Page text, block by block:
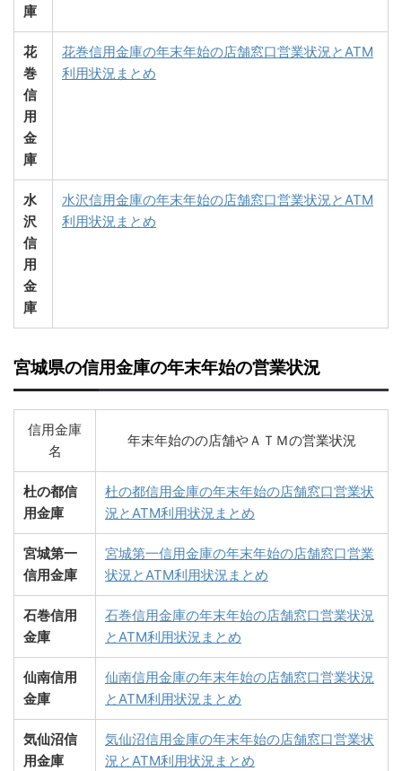
庫
花
巻
信
用
金
庫
花巻信用金庫の年末年始の店舗窓口営業状況とATM
利用状況まとめ
水
沢
信
用
金
庫
水沢信用金庫の年末年始の店舗窓口営業状況とATM
利用状況まとめ
宮城県の信用金庫の年末年始の営業状況
信用金庫
名
年末年始のの店舗やＡＴＭの営業状況
杜の都信
用金庫
杜の都信用金庫の年末年始の店舗窓口営業状
況とATM利用状況まとめ
宮城第一
信用金庫
宮城第一信用金庫の年末年始の店舗窓口営業
状況とATM利用状況まとめ
石巻信用
金庫
石巻信用金庫の年末年始の店舗窓口営業状況
とATM利用状況まとめ
仙南信用
金庫
仙南信用金庫の年末年始の店舗窓口営業状況
とATM利用状況まとめ
気仙沼信
用金庫
気仙沼信用金庫の年末年始の店舗窓口営業状
況とATM利用状況まとめ